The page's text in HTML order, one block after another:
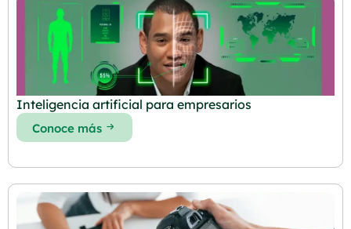
Inteligencia artificial para empresarios
Conoce más